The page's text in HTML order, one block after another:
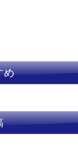
め